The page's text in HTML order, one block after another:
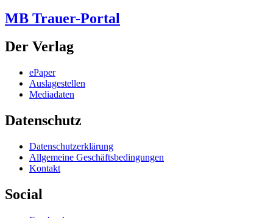
MB Trauer-Portal
Der Verlag
ePaper
Auslagestellen
Mediadaten
Datenschutz
Datenschutzerklärung
Allgemeine Geschäftsbedingungen
Kontakt
Social